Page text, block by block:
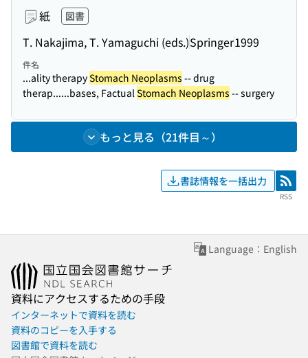
紙 図書
T. Nakajima, T. Yamaguchi (eds.)Springer1999
件名
...ality therapyStomach Neoplasms -- drug
therap......bases, FactualStomach Neoplasms -- surgery
もっと見る（21件目～）
書誌情報を一括出力 RSS
RSS
Language：English
資料にアクセスするための手段
インターネットで資料を読む
資料のコピーを入手する
図書館で資料を読む